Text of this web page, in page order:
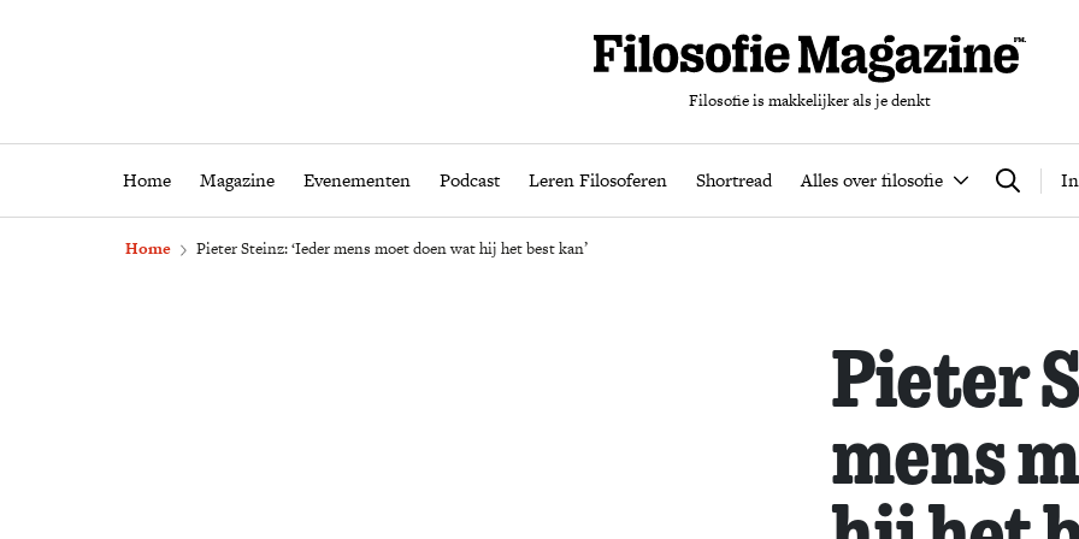
Filosofie is makkelijker als je denkt
Home Magazine Evenementen Podcast Leren Filosoferen Shortread Alles over filosofie Zoeken
Home Magazine Evenementen Podcast Leren Filosoferen Shortread Alles over
Home Pieter Steinz: ‘Ieder mens moet doen wat hij het best kan’
Pieter
mens